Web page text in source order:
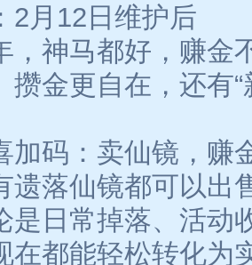
2月12日维护后
，神马都好，赚金
攒金更自在，还有
码：卖仙镜，赚
遗落仙镜都可以出
是日常掉落、活动
在都能轻松转化为